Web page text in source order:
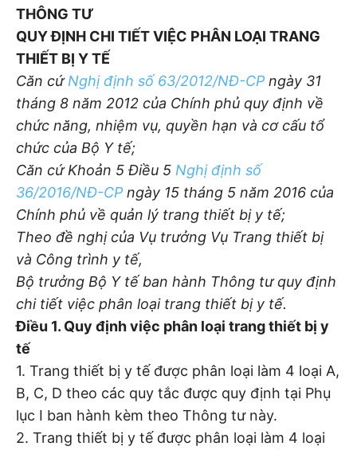
THÔNG TƯ
QUY ĐỊNH CHI TIẾT VIỆC PHÂN LOẠI TRANG
THIẾT BỊ Y TẾ
Căn cứNghị định số 63/2012/NĐ-CP ngày 31
tháng 8 năm 2012 của Chính phủ quy định về
chức năng, nhiệm vụ, quyền hạn và cơ cấu tổ
chức của Bộ Y tế;
Căn cứ Khoản 5 Điều 5 Nghị định số
36/2016/NĐ-CP ngày 15 tháng 5 năm 2016 của
Chính phủ về quản lý trang thiết bị y tế;
Theo đề nghị của Vụ trưởng Vụ Trang thiết bị
và Công trình y tế,
Bộ trưởng Bộ Y tế ban hành Thông tư quy định
chi tiết việc phân loại trang thiết bị y tế.
Điều 1. Quy định việc phân loại trang thiết bị y
tế
1. Trang thiết bị y tế được phân loại làm 4 loại A,
B, C, D theo các quy tắc được quy định tại Phụ
lục I ban hành kèm theo Thông tư này.
2. Trang thiết bị y tế được phân loại làm 4 loại